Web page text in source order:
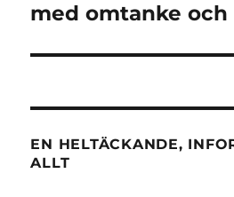
inlägg:
med omtanke
EN HELTÄCKANDE,
ALLT